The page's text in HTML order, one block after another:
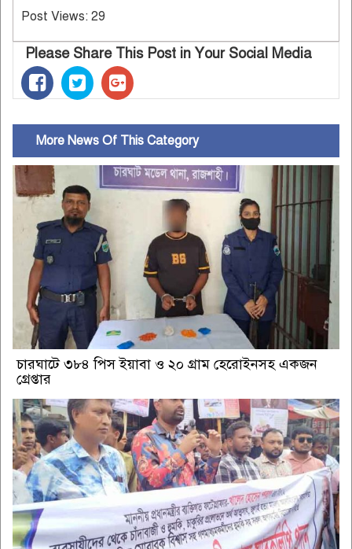
Post Views: 29
Please Share This Post in Your Social Media
More News Of This Category
চারঘাটে ৩৮৪ পিস ইয়াবা ও ২০ গ্রাম হেরোইনসহ একজন
গ্রেপ্তার